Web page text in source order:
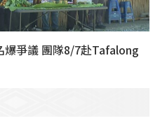
爆爭議 團隊8/7赴Tafalong